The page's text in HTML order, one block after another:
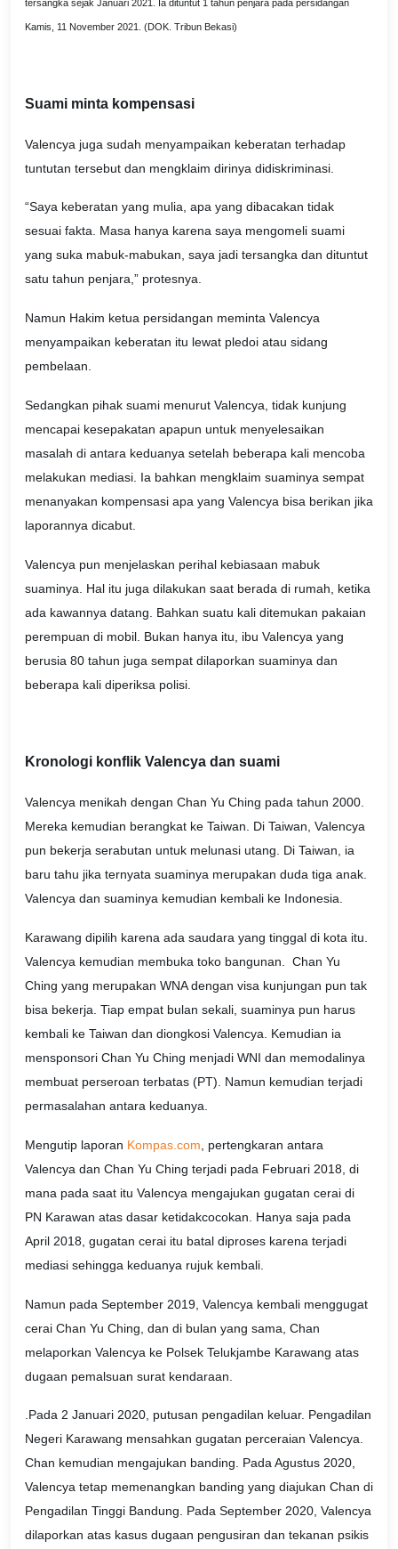
tersangka sejak Januari 2021. Ia dituntut 1 tahun penjara pada persidangan
Kamis, 11 November 2021. (DOK. Tribun Bekasi)
Suami minta kompensasi
Valencya juga sudah menyampaikan keberatan terhadap
tuntutan tersebut dan mengklaim dirinya didiskriminasi.
“Saya keberatan yang mulia, apa yang dibacakan tidak
sesuai fakta. Masa hanya karena saya mengomeli suami
yang suka mabuk-mabukan, saya jadi tersangka dan dituntut
satu tahun penjara,” protesnya.
Namun Hakim ketua persidangan meminta Valencya
menyampaikan keberatan itu lewat pledoi atau sidang
pembelaan.
Sedangkan pihak suami menurut Valencya, tidak kunjung
mencapai kesepakatan apapun untuk menyelesaikan
masalah di antara keduanya setelah beberapa kali mencoba
melakukan mediasi. Ia bahkan mengklaim suaminya sempat
menanyakan kompensasi apa yang Valencya bisa berikan jika
laporannya dicabut.
Valencya pun menjelaskan perihal kebiasaan mabuk
suaminya. Hal itu juga dilakukan saat berada di rumah, ketika
ada kawannya datang. Bahkan suatu kali ditemukan pakaian
perempuan di mobil. Bukan hanya itu, ibu Valencya yang
berusia 80 tahun juga sempat dilaporkan suaminya dan
beberapa kali diperiksa polisi.
Kronologi konflik Valencya dan suami
Valencya menikah dengan Chan Yu Ching pada tahun 2000.
Mereka kemudian berangkat ke Taiwan. Di Taiwan, Valencya
pun bekerja serabutan untuk melunasi utang. Di Taiwan, ia
baru tahu jika ternyata suaminya merupakan duda tiga anak.
Valencya dan suaminya kemudian kembali ke Indonesia.
Karawang dipilih karena ada saudara yang tinggal di kota itu.
Valencya kemudian membuka toko bangunan. Chan Yu
Ching yang merupakan WNA dengan visa kunjungan pun tak
bisa bekerja. Tiap empat bulan sekali, suaminya pun harus
kembali ke Taiwan dan diongkosi Valencya. Kemudian ia
mensponsori Chan Yu Ching menjadi WNI dan memodalinya
membuat perseroan terbatas (PT). Namun kemudian terjadi
permasalahan antara keduanya.
Mengutip laporan Kompas.com , pertengkaran antara
Valencya dan Chan Yu Ching terjadi pada Februari 2018, di
mana pada saat itu Valencya mengajukan gugatan cerai di
PN Karawan atas dasar ketidakcocokan. Hanya saja pada
April 2018, gugatan cerai itu batal diproses karena terjadi
mediasi sehingga keduanya rujuk kembali.
Namun pada September 2019, Valencya kembali menggugat
cerai Chan Yu Ching, dan di bulan yang sama, Chan
melaporkan Valencya ke Polsek Telukjambe Karawang atas
dugaan pemalsuan surat kendaraan.
.Pada 2 Januari 2020, putusan pengadilan keluar. Pengadilan
Negeri Karawang mensahkan gugatan perceraian Valencya.
Chan kemudian mengajukan banding. Pada Agustus 2020,
Valencya tetap memenangkan banding yang diajukan Chan di
Pengadilan Tinggi Bandung. Pada September 2020, Valencya
dilaporkan atas kasus dugaan pengusiran dan tekanan psikis